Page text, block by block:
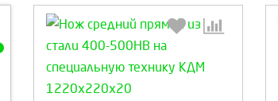
Выберите количество: